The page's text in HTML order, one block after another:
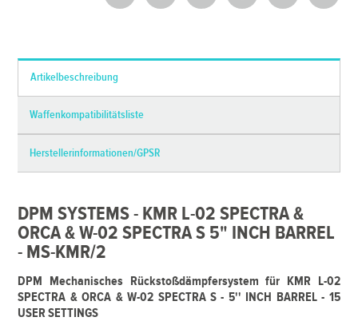
Artikelbeschreibung
Waffenkompatibilitätsliste
Herstellerinformationen/GPSR
DPM SYSTEMS - KMR L-02 SPECTRA &
ORCA & W-02 SPECTRA S 5" INCH BARREL
- MS-KMR/2
DPM Mechanisches Rückstoßdämpfersystem für KMR L-02
SPECTRA & ORCA & W-02 SPECTRA S - 5'' INCH BARREL - 15
USER SETTINGS